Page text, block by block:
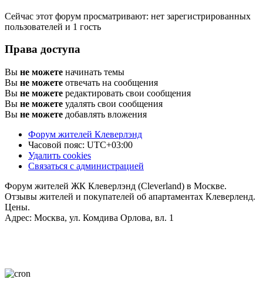
Сейчас этот форум просматривают: нет зарегистрированных
пользователей и 1 гость
Права доступа
Вы не можете начинать темы
Вы не можете отвечать на сообщения
Вы не можете редактировать свои сообщения
Вы не можете удалять свои сообщения
Вы не можете добавлять вложения
Форум жителей Клеверлэнд
Часовой пояс: UTC+03:00
Удалить cookies
Связаться с администрацией
Форум жителей ЖК Клеверлэнд (Cleverland) в Москве.
Отзывы жителей и покупателей об апартаментах Клеверленд.
Цены.
Адрес: Москва, ул. Комдива Орлова, вл. 1